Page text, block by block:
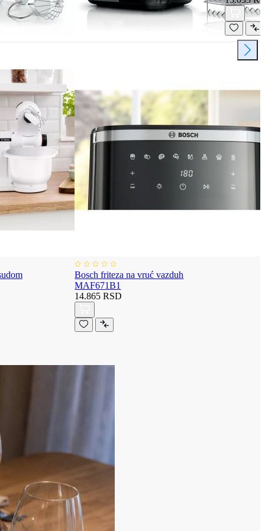
Bosch friteza na vruć vazduh
MAF671B1
14.865 RSD